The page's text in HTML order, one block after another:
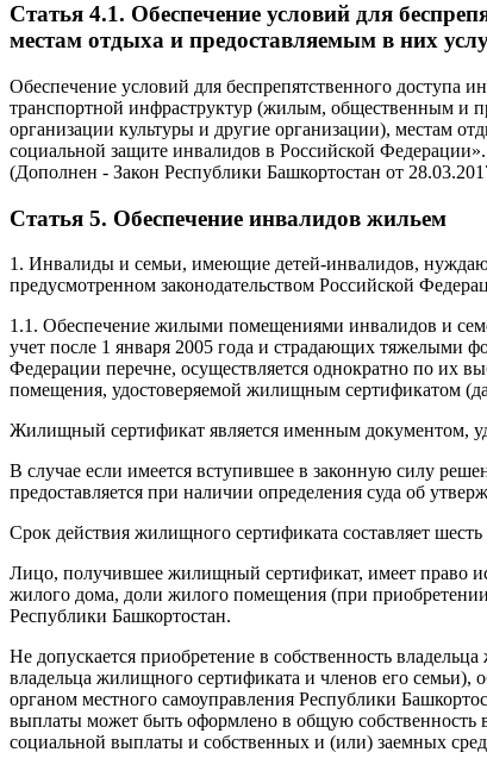
Статья 4.1. Обеспечение условий для
местам отдыха и предоставляемым в них
Обеспечение условий для беспрепятственного доступа
транспортной инфраструктур (жилым, общественным и
организации культуры и другие организации), местам
социальной защите инвалидов в Российской Федерации».
(Дополнен - Закон Республики Башкортостан от
Статья 5. Обеспечение инвалидов жильем
1. Инвалиды и семьи, имеющие детей-инвалидов,
предусмотренном законодательством Российской
1.1. Обеспечение жилыми помещениями инвалидов и
учет после 1 января 2005 года и страдающих тяжелыми
Федерации перечне, осуществляется однократно по их
помещения, удостоверяемой жилищным сертификатом
Жилищный сертификат является именным документом,
В случае если имеется вступившее в законную силу
предоставляется при наличии определения суда об
Срок действия жилищного сертификата составляет
Лицо, получившее жилищный сертификат, имеет право
жилого дома, доли жилого помещения (при
Республики Башкортостан.
Не допускается приобретение в собственность
владельца жилищного сертификата и членов его
органом местного самоуправления Республики
выплаты может быть оформлено в общую собственность
социальной выплаты и собственных и (или) заемных